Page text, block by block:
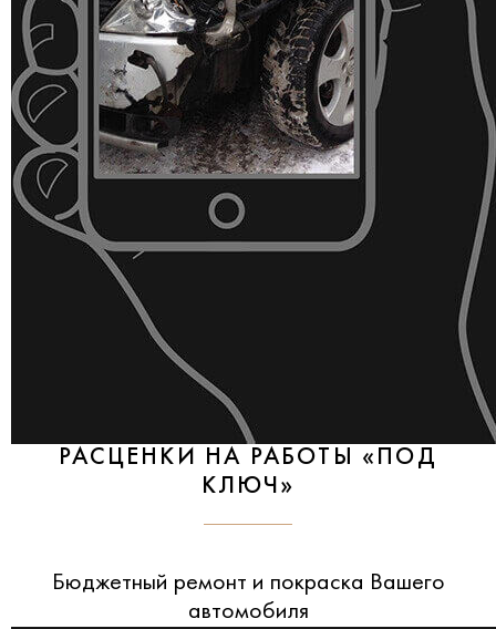
РАСЦЕНКИ НА РАБОТЫ «ПОД
КЛЮЧ»
Бюджетный ремонт и покраска Вашего
автомобиля